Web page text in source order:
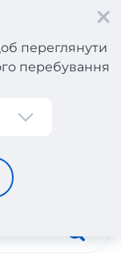
переглянути
перебування